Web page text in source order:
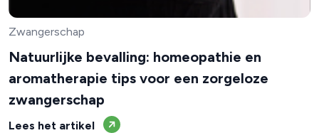
Zwangerschap
Natuurlijke bevalling: homeopathie en
aromatherapie tips voor een zorgeloze
zwangerschap
Lees het artikel